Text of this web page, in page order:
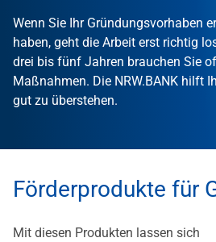
Wenn Sie Ihr Gründungsvorhaben
haben, geht die Arbeit erst richtig
drei bis fünf Jahren brauchen Sie
Maßnahmen. Die NRW.BANK hilft
gut zu überstehen.
Förderprodukte für
Mit diesen Produkten lassen sich